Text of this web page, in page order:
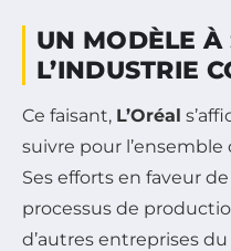
UN MODÈLE À
L’INDUSTRIE
Ce faisant, L’Oréal
suivre pour
Ses efforts en faveur
processus de
d’autres entreprises